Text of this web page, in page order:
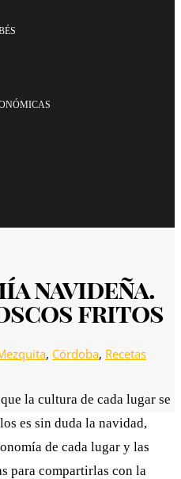
navideña.
fritos
, Córdoba, Recetas
la cultura de cada lugar se
es sin duda la navidad,
de cada lugar y las
para compartirlas con la